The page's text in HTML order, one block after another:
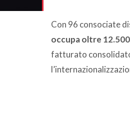
Con 96 consociate
occupa oltre
fatturato consolidato